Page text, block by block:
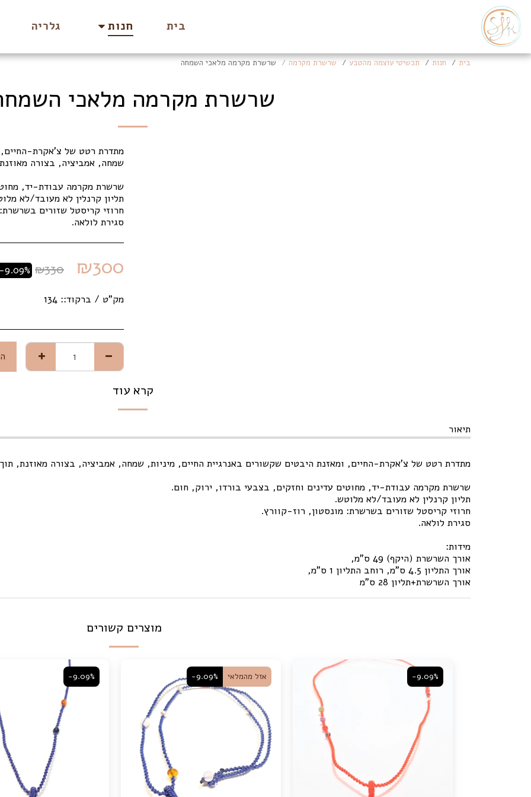
בית חנות גלריה
בית חנות תכשיטי עוצמה מהטבע שרשרת מקרמה שרשרת מקרמה מלאכי השמחה
שרשרת מקרמה מלאכי
מתדרת רטט של צ'אקרת-החיים,
סגירת לולאה.
₪300
₪330
-9.09%
מק"ט / ברקוד:: 134
קרא עוד
תיאור
מתדרת רטט של צ'אקרת-החיים, ומאזנת היבטים שקשורים באנרגיית החיים, מיניות, שמחה, אמביציה, בצורה מאוזנת,
שרשרת מקרמה עבודת-יד, מחוטים עדינים וחזקים, בצבעי בורדו, ירוק, חום.
תליון קרנלין לא מעובד/לא מלוטש.
חרוזי קריסטל שזורים בשרשרת: מונסטון, רוז-קוורץ.
סגירת לולאה.
מידות:
אורך השרשרת (היקף) 49 ס"מ,
אורך התליון 4.5 ס"מ, רוחב התליון 1 ס"מ,
אורך השרשרת+תליון 28 ס"מ
מוצרים קשורים
-9.09% אזל מהמלאי -9.09%
-9.09%